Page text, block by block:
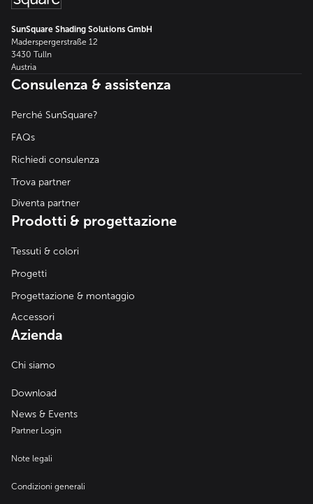
SunSquare Shading Solutions GmbH
Maderspergerstraße 12
3430 Tulln
Austria
Consulenza & assistenza
Perché SunSquare?
FAQs
Richiedi consulenza
Trova partner
Diventa partner
Prodotti & progettazione
Tessuti & colori
Progetti
Progettazione & montaggio
Accessori
Azienda
Chi siamo
Download
News & Events
Partner Login
Note legali
Condizioni generali